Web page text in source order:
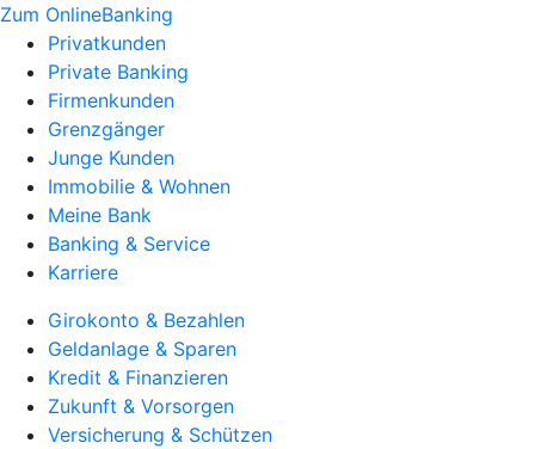
Zum OnlineBanking
Privatkunden
Private Banking
Firmenkunden
Grenzgänger
Junge Kunden
Immobilie & Wohnen
Meine Bank
Banking & Service
Karriere
Girokonto & Bezahlen
Geldanlage & Sparen
Kredit & Finanzieren
Zukunft & Vorsorgen
Versicherung & Schützen